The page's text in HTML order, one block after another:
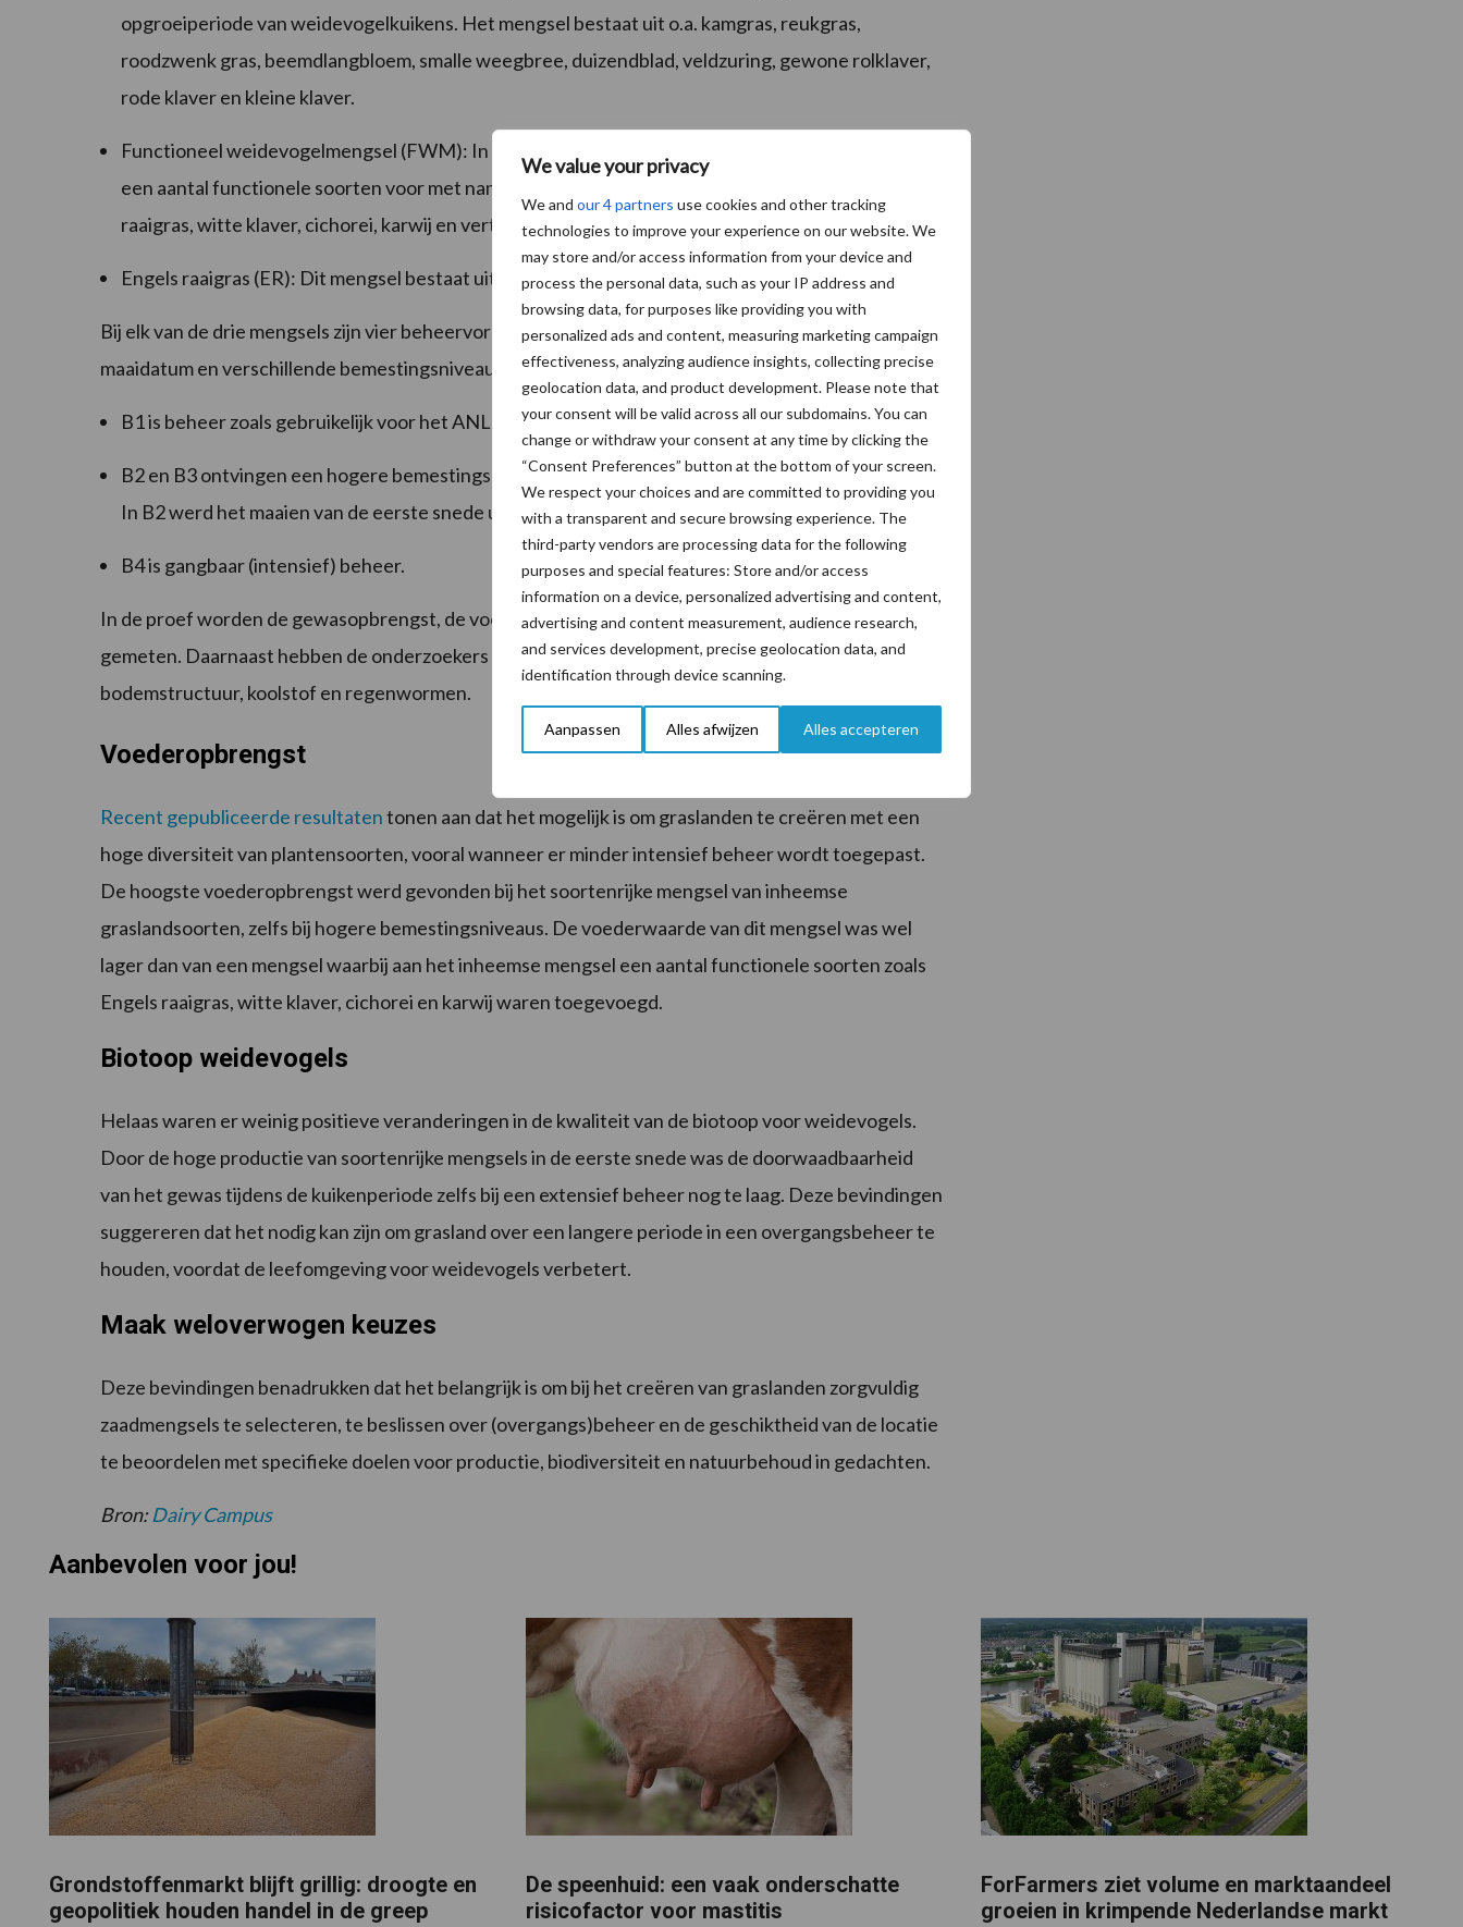
We value your privacy
We and our 4 partners use cookies and other tracking
technologies to improve your experience on our website. We
may store and/or access information from your device and
process the personal data, such as your IP address and
browsing data, for purposes like providing you with
personalized ads and content, measuring marketing campaign
effectiveness, analyzing audience insights, collecting precise
geolocation data, and product development. Please note that
your consent will be valid across all our subdomains. You can
change or withdraw your consent at any time by clicking the
“Consent Preferences” button at the bottom of your screen.
We respect your choices and are committed to providing you
with a transparent and secure browsing experience. The
third-party vendors are processing data for the following
purposes and special features: Store and/or access
information on a device, personalized advertising and content,
advertising and content measurement, audience research,
and services development, precise geolocation data, and
identification through device scanning.
Aanpassen Alles afwijzen Alles accepteren
opgroeiperiode van weidevogelkuikens. Het mengsel bestaat uit o.a. kamgras, reukgras,
roodzwenk gras, beemdlangbloem, smalle weegbree, duizendblad, veldzuring, gewone rolklaver,
rode klaver en kleine klaver.
Functioneel weidevogelmengsel (FWM): In dit mengsel is het kuikenlandmengsel aangevuld met
een aantal functionele soorten voor met name productie en voederwaarde: een laat ras Engels
raaigras, witte klaver, cichorei, karwij en vertakte leeuwentand.
Engels raaigras (ER): Dit mengsel bestaat uit alleen Engels raaigras (BG3).
Bij elk van de drie mengsels zijn vier beheervormen toegepast met wel of geen uitgestelde
maaidatum en verschillende bemestingsniveaus.
B1 is beheer zoals gebruikelijk voor het ANLb pakket kruidenrijk grasland.
B2 en B3 ontvingen een hogere bemestingsgift, maar werden voor de eerste snede niet bemest.
In B2 werd het maaien van de eerste snede uitgesteld, in B3 niet.
B4 is gangbaar (intensief) beheer.
In de proef worden de gewasopbrengst, de voederwaarde en de botanische samenstelling
gemeten. Daarnaast hebben de onderzoekers metingen gedaan aan onder andere insecten,
bodemstructuur, koolstof en regenwormen.
Voederopbrengst
Recent gepubliceerde resultatentonen aan dat het mogelijk is om graslanden te creëren met een
hoge diversiteit van plantensoorten, vooral wanneer er minder intensief beheer wordt toegepast.
De hoogste voederopbrengst werd gevonden bij het soortenrijke mengsel van inheemse
graslandsoorten, zelfs bij hogere bemestingsniveaus. De voederwaarde van dit mengsel was wel
lager dan van een mengsel waarbij aan het inheemse mengsel een aantal functionele soorten zoals
Engels raaigras, witte klaver, cichorei en karwij waren toegevoegd.
Biotoop weidevogels
Helaas waren er weinig positieve veranderingen in de kwaliteit van de biotoop voor weidevogels.
Door de hoge productie van soortenrijke mengsels in de eerste snede was de doorwaadbaarheid
van het gewas tijdens de kuikenperiode zelfs bij een extensief beheer nog te laag. Deze bevindingen
suggereren dat het nodig kan zijn om grasland over een langere periode in een overgangsbeheer te
houden, voordat de leefomgeving voor weidevogels verbetert.
Maak weloverwogen keuzes
Deze bevindingen benadrukken dat het belangrijk is om bij het creëren van graslanden zorgvuldig
zaadmengsels te selecteren, te beslissen over (overgangs)beheer en de geschiktheid van de locatie
te beoordelen met specifieke doelen voor productie, biodiversiteit en natuurbehoud in gedachten.
Bron:Dairy Campus
Aanbevolen voor jou!
Grondstoffenmarkt blijft grillig: droogte en
geopolitiek houden handel in de greep
De speenhuid: een vaak onderschatte
risicofactor voor mastitis
ForFarmers ziet volume en marktaandeel
groeien in krimpende Nederlandse markt